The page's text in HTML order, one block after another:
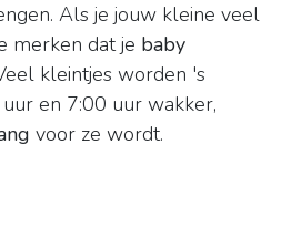
Als je jouw kleine veel
merken dat je baby
kleintjes worden 's
en 7:00 uur wakker,
voor ze wordt.